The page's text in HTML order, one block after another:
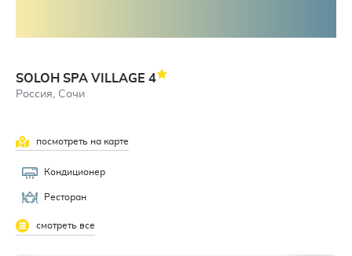
SOLOH SPA VILLAGE 4
Россия, Сочи
посмотреть на карте
Кондиционер
Ресторан
смотреть все